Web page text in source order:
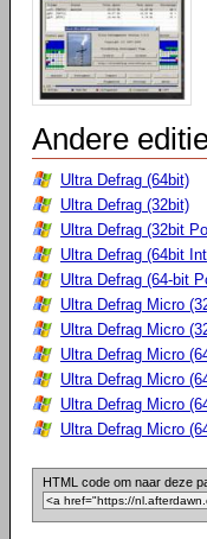
Andere
Ultra Defrag (64bit)
Ultra Defrag (32bit)
Ultra Defrag (32bit
Ultra Defrag (64bit
Ultra Defrag (64-bit
Ultra Defrag Micro
Ultra Defrag Micro
Ultra Defrag Micro
Ultra Defrag Micro
Ultra Defrag Micro
Ultra Defrag Micro
HTML code om naar deze